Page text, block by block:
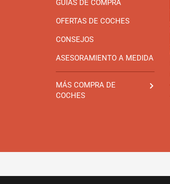
GUÍAS DE COMPRA
OFERTAS DE COCHES
CONSEJOS
ASESORAMIENTO A MEDIDA
MÁS COMPRA DE
COCHES